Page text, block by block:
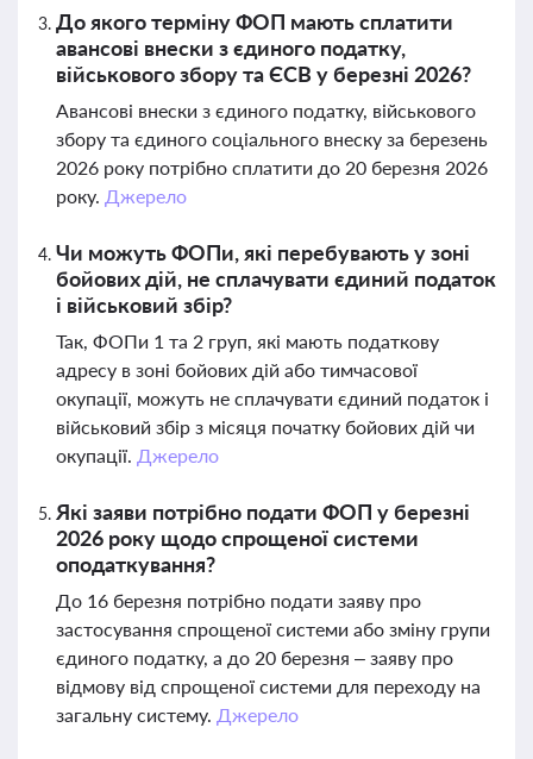
До якого терміну ФОП мають сплатити
авансові внески з єдиного податку,
військового збору та ЄСВ у березні 2026?
Авансові внески з єдиного податку, військового
збору та єдиного соціального внеску за березень
2026 року потрібно сплатити до 20 березня 2026
року. Джерело
Чи можуть ФОПи, які перебувають у зоні
бойових дій, не сплачувати єдиний податок
і військовий збір?
Так, ФОПи 1 та 2 груп, які мають податкову
адресу в зоні бойових дій або тимчасової
окупації, можуть не сплачувати єдиний податок і
військовий збір з місяця початку бойових дій чи
окупації. Джерело
Які заяви потрібно подати ФОП у березні
2026 року щодо спрощеної системи
оподаткування?
До 16 березня потрібно подати заяву про
застосування спрощеної системи або зміну групи
єдиного податку, а до 20 березня – заяву про
відмову від спрощеної системи для переходу на
загальну систему. Джерело